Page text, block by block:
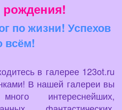
по жизни! Успехов
всём!
в галерее 123ot.ru
В нашей галереи вы
интереснейших,